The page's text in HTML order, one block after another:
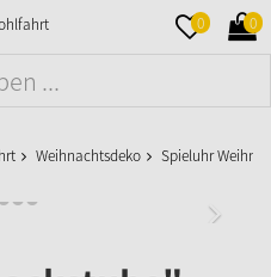
0 0
Weihnachtsdeko Spieluhr